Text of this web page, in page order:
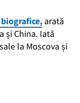
arată
și China. Iată
la Moscova și